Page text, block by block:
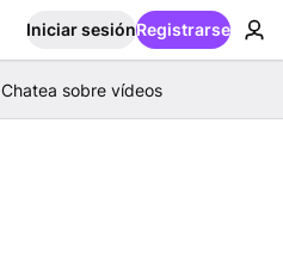
Iniciar sesiónRegistrarse
Chatea sobre vídeos